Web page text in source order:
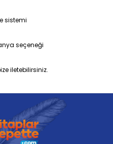
sistemi
seçeneği
iletebilirsiniz.